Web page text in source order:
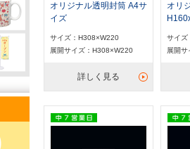
オリジナル透明封筒 A4サ
イズ
サイズ：H308×W220
展開サイズ：H308×W220
詳しく見る
オリ
サイズ
展開